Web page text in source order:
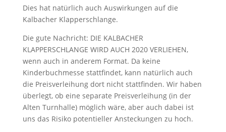
Dies hat natürlich auch Auswirkungen auf die
Kalbacher Klapperschlange.
Die gute Nachricht: DIE KALBACHER
KLAPPERSCHLANGE WIRD AUCH 2020 VERLIEHEN,
wenn auch in anderem Format. Da keine
Kinderbuchmesse stattfindet, kann natürlich auch
die Preisverleihung dort nicht stattfinden. Wir haben
überlegt, ob eine separate Preisverleihung (in der
Alten Turnhalle) möglich wäre, aber auch dabei ist
uns das Risiko potentieller Ansteckungen zu hoch.